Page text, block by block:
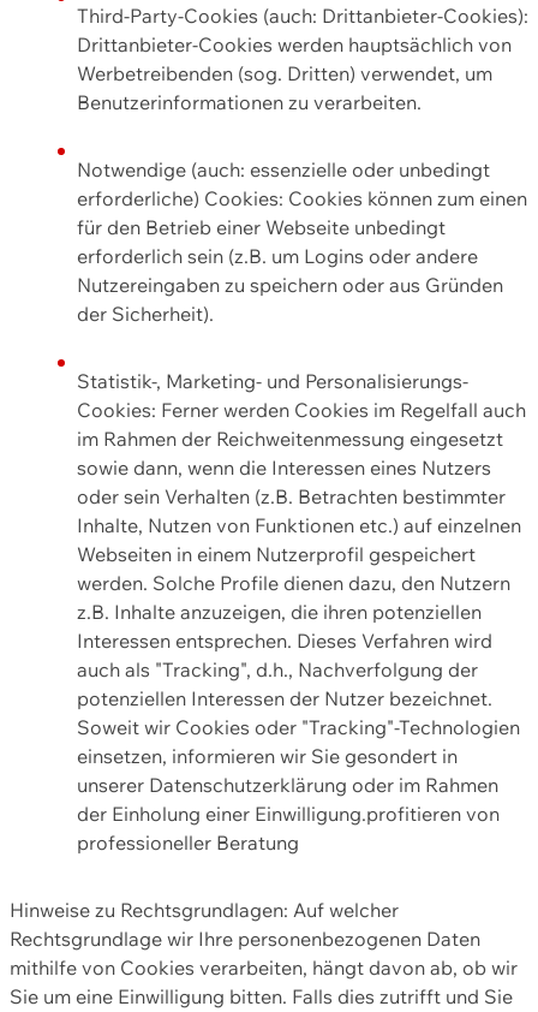
Third-Party-Cookies (auch: Drittanbieter-Cookies):
Drittanbieter-Cookies werden hauptsächlich von
Werbetreibenden (sog. Dritten) verwendet, um
Benutzerinformationen zu verarbeiten.
Notwendige (auch: essenzielle oder unbedingt
erforderliche) Cookies: Cookies können zum einen
für den Betrieb einer Webseite unbedingt
erforderlich sein (z.B. um Logins oder andere
Nutzereingaben zu speichern oder aus Gründen
der Sicherheit).
Statistik-, Marketing- und Personalisierungs-
Cookies: Ferner werden Cookies im Regelfall auch
im Rahmen der Reichweitenmessung eingesetzt
sowie dann, wenn die Interessen eines Nutzers
oder sein Verhalten (z.B. Betrachten bestimmter
Inhalte, Nutzen von Funktionen etc.) auf einzelnen
Webseiten in einem Nutzerprofil gespeichert
werden. Solche Profile dienen dazu, den Nutzern
z.B. Inhalte anzuzeigen, die ihren potenziellen
Interessen entsprechen. Dieses Verfahren wird
auch als "Tracking", d.h., Nachverfolgung der
potenziellen Interessen der Nutzer bezeichnet.
Soweit wir Cookies oder "Tracking"-Technologien
einsetzen, informieren wir Sie gesondert in
unserer Datenschutzerklärung oder im Rahmen
der Einholung einer Einwilligung.profitieren von
professioneller Beratung
Hinweise zu Rechtsgrundlagen: Auf welcher
Rechtsgrundlage wir Ihre personenbezogenen Daten
mithilfe von Cookies verarbeiten, hängt davon ab, ob wir
Sie um eine Einwilligung bitten. Falls dies zutrifft und Sie